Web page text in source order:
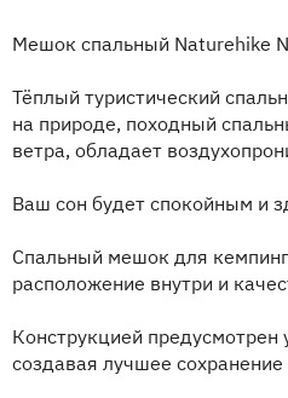
Мешок спальный Naturehike
Тёплый туристический
на природе, походный
ветра, обладает
Ваш сон будет спокойным и
Спальный мешок для
расположение внутри и
Конструкцией
создавая лучшее сохранение